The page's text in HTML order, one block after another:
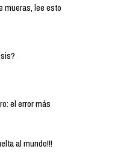
mueras, lee esto
el error más
al mundo!!!